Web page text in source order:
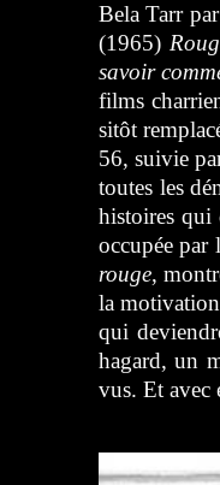
Bela Tarr
(1965)
savoir
films
sitôt
56, suivie
toutes les
histoires qui
occupée par
rouge,
la motivation
qui
hagard, un
vus. Et avec